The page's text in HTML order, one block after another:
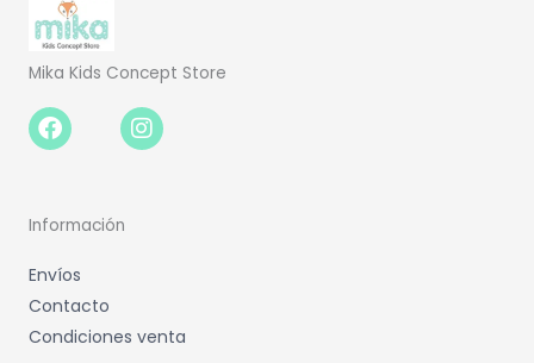
Mika Kids Concept Store
Facebook-
f
Instagram
Información
Envíos
Contacto
Condiciones venta